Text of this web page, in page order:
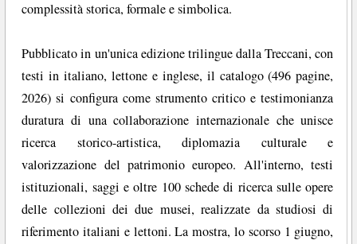
complessità storica, formale e simbolica.
Pubblicato in un'unica edizione trilingue dalla Treccani, con
testi in italiano, lettone e inglese, il catalogo (496 pagine,
2026) si configura come strumento critico e testimonianza
duratura di una collaborazione internazionale che unisce
ricerca storico-artistica, diplomazia culturale e
valorizzazione del patrimonio europeo. All'interno, testi
istituzionali, saggi e oltre 100 schede di ricerca sulle opere
delle collezioni dei due musei, realizzate da studiosi di
riferimento italiani e lettoni. La mostra, lo scorso 1 giugno,